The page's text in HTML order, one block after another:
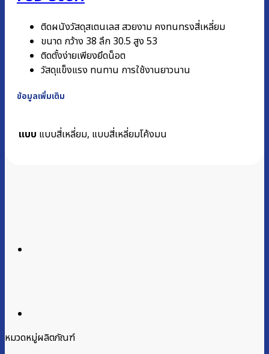
ติดผนังวัสดุสเตนเลส สวยงาม คงทนทรงสี่เหลี่ยม
ขนาด กว้าง 38 ลึก 30.5 สูง 53
ติดตั้งง่ายเพียงยึดน็อต
วัสดุแข็งแรง ทนทาน การใช้งานยาวนาน
ข้อมูลเพิ่มเติม
แบบ แบบสี่เหลี่ยม, แบบสี่เหลี่ยมโค้งมน
หมวดหมู่ผลิตภัณฑ์